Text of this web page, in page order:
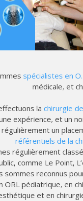
spécialistes en
médicale, et
la chirurgie
expérience, et un
un
référentiels de la
régulièrement
comme Le Point,
sommes reconnus
ORL pédiatrique, en
et en